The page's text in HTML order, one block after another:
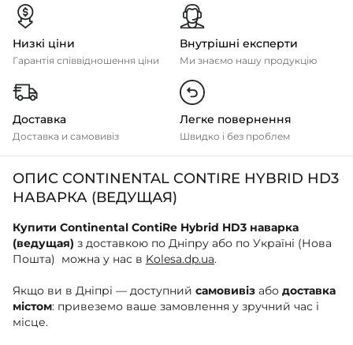
Низкі ціни
Гарантія співвідношення ціни
Внутрішні експерти
Ми знаємо нашу продукцію
Доставка
Доставка и самовивіз
Легке повернення
Швидко і без проблем
ОПИС CONTINENTAL CONTIRE HYBRID HD3
НАВАРКА (ВЕДУЩАЯ)
Купити Continental ContiRe Hybrid HD3 наварка
(ведущая) з доставкою по Дніпру або по Україні (Нова
Пошта) можна у нас в Kolesa.dp.ua.
Якщо ви в Дніпрі — доступний самовивіз або доставка
містом: привеземо ваше замовлення у зручний час і
місце.